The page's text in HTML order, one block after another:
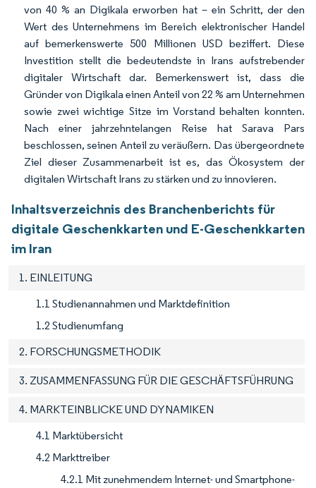
von 40 % an Digikala erworben hat – ein Schritt, der den
Wert des Unternehmens im Bereich elektronischer Handel
auf bemerkenswerte 500 Millionen USD beziffert. Diese
Investition stellt die bedeutendste in Irans aufstrebender
digitaler Wirtschaft dar. Bemerkenswert ist, dass die
Gründer von Digikala einen Anteil von 22 % am Unternehmen
sowie zwei wichtige Sitze im Vorstand behalten konnten.
Nach einer jahrzehntelangen Reise hat Sarava Pars
beschlossen, seinen Anteil zu veräußern. Das übergeordnete
Ziel dieser Zusammenarbeit ist es, das Ökosystem der
digitalen Wirtschaft Irans zu stärken und zu innovieren.
Inhaltsverzeichnis des Branchenberichts für
digitale Geschenkkarten und E-Geschenkkarten
im Iran
1. EINLEITUNG
1.1 Studienannahmen und Marktdefinition
1.2 Studienumfang
2. FORSCHUNGSMETHODIK
3. ZUSAMMENFASSUNG FÜR DIE GESCHÄFTSFÜHRUNG
4. MARKTEINBLICKE UND DYNAMIKEN
4.1 Marktübersicht
4.2 Markttreiber
4.2.1 Mit zunehmendem Internet- und Smartphone-